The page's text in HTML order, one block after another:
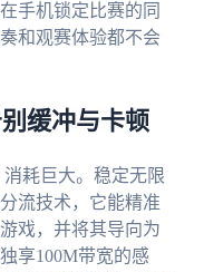
手机锁定比赛的同
和观赛体验都不会
缓冲与卡顿
耗巨大。稳定无限
流技术，它能精准
戏，并将其导向为
享100M带宽的感